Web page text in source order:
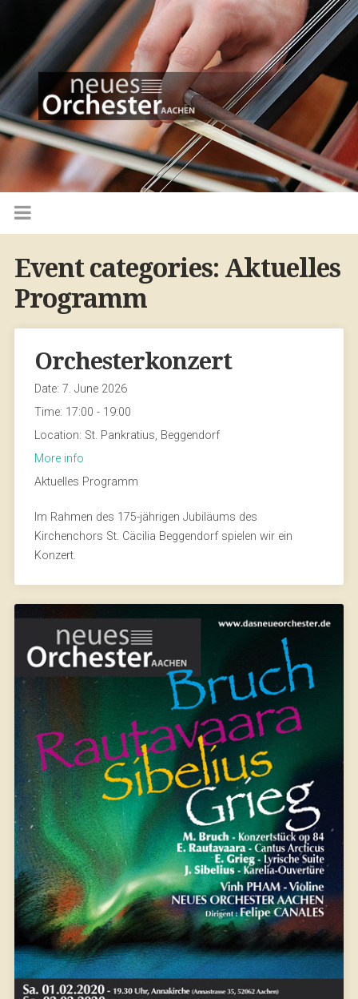
Event categories: Aktuelles
Programm
Orchesterkonzert
Date: 7. June 2026
Time: 17:00 - 19:00
Location: St. Pankratius, Beggendorf
More info
Aktuelles Programm
Im Rahmen des 175-jährigen Jubiläums des
Kirchenchors St. Cäcilia Beggendorf spielen wir ein
Konzert.